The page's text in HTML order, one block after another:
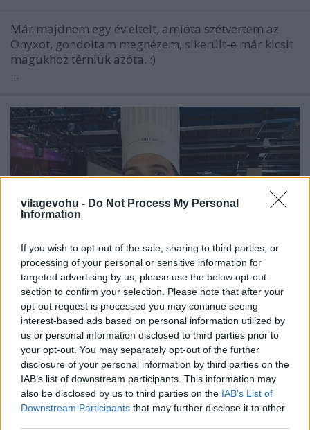
vilagevohu - Do Not Process My Personal
Information
If you wish to opt-out of the sale, sharing to third parties, or
processing of your personal or sensitive information for
targeted advertising by us, please use the below opt-out
section to confirm your selection. Please note that after your
opt-out request is processed you may continue seeing
interest-based ads based on personal information utilized by
us or personal information disclosed to third parties prior to
your opt-out. You may separately opt-out of the further
disclosure of your personal information by third parties on the
IAB’s list of downstream participants. This information may
also be disclosed by us to third parties on the IAB’s List of
Downstream Participants that may further disclose it to other
Már majdnem egy év eltelt, amióta szétvertem az
Onyxot, gondoltam megnézem, sikerült-e már kicsit
magukhoz térniük azóta. :)
...
Gasztroemberek, akikről sokat
hallunk még 1. rész
világevő•2021. szeptember 12.
Egy mai véletlen találkozás.